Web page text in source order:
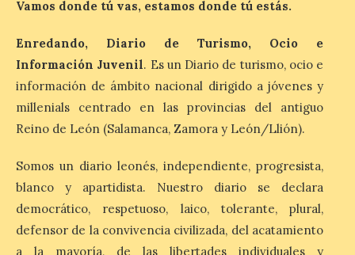
Iberia Marimba es un es
internacional que se
celebra en el mes de
agosto en la localidad
gallega de Merza, dedicado a la marimba y
la música de cámara. La Plaza del
Ayuntamiento de Ponferrada acogerá
MADO Madrid Orgullo
2026 vuelve a situarse
como uno de los
principales motores
económicos y turísticos de
Vamos donde tú vas, estamos donde tú estás.
Enredando, Diario de Turismo, Ocio e
Información Juvenil. Es un Diario de turismo, ocio e
información de ámbito nacional dirigido a jóvenes y
millenials centrado en las provincias del antiguo
Reino de León (Salamanca, Zamora y León/Llión).
Somos un diario leonés, independiente, progresista,
blanco y apartidista. Nuestro diario se declara
democrático, respetuoso, laico, tolerante, plural,
defensor de la convivencia civilizada, del acatamiento
a la mayoría, de las libertades individuales y